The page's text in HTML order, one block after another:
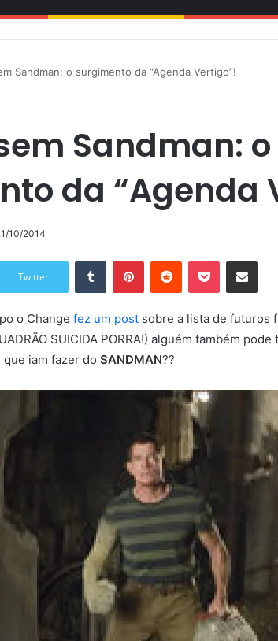
Sandman: o surgimento da “Agenda Vertigo”!
Sandman: o
da “Agenda
10/2014
Twitter
o Change fez um post sobre a lista de futuros
SUICIDA PORRA!) alguém também
iam fazer do SANDMAN??